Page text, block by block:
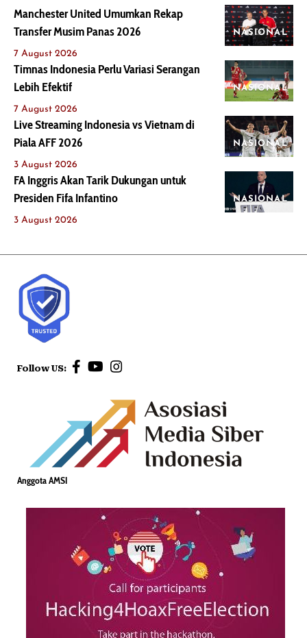
NASIONAL
Manchester United Umumkan Rekap
Transfer Musim Panas 2026
7 August 2026
NASIONAL
Timnas Indonesia Perlu Variasi Serangan
Lebih Efektif
7 August 2026
NASIONAL
Live Streaming Indonesia vs Vietnam di
Piala AFF 2026
3 August 2026
NASIONAL
FA Inggris Akan Tarik Dukungan untuk
Presiden Fifa Infantino
3 August 2026
Follow US:
Anggota AMSI